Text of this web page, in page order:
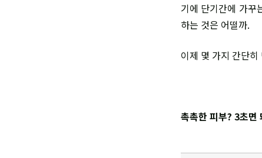
기에 단기간에 가꾸
하는 것은 어떨까.
이제 몇 가지 간단
촉촉한 피부? 3초면